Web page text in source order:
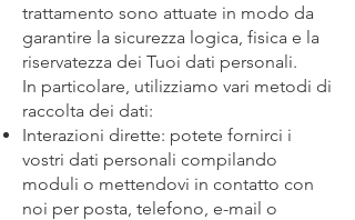
trattamento sono attuate in modo da
garantire la sicurezza logica, fisica e la
riservatezza dei Tuoi dati personali.
In particolare, utilizziamo vari metodi di
raccolta dei dati:
Interazioni dirette: potete fornirci i
vostri dati personali compilando
moduli o mettendovi in contatto con
noi per posta, telefono, e-mail o